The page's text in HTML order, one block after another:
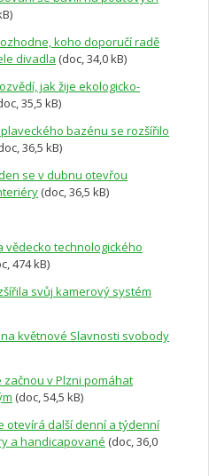
koho doporučí radě
divadla (doc, 34,0 kB)
jak žije ekologicko-
35,5 kB)
plaveckého bazénu se rozšířilo
36,5 kB)
se v dubnu otevřou
(doc, 36,5 kB)
vědecko technologického
474 kB)
svůj kamerový systém
na květnové Slavnosti svobody
začnou v Plzni pomáhat
(doc, 54,5 kB)
otevírá další denní a týdenní
a handicapované (doc, 36,0